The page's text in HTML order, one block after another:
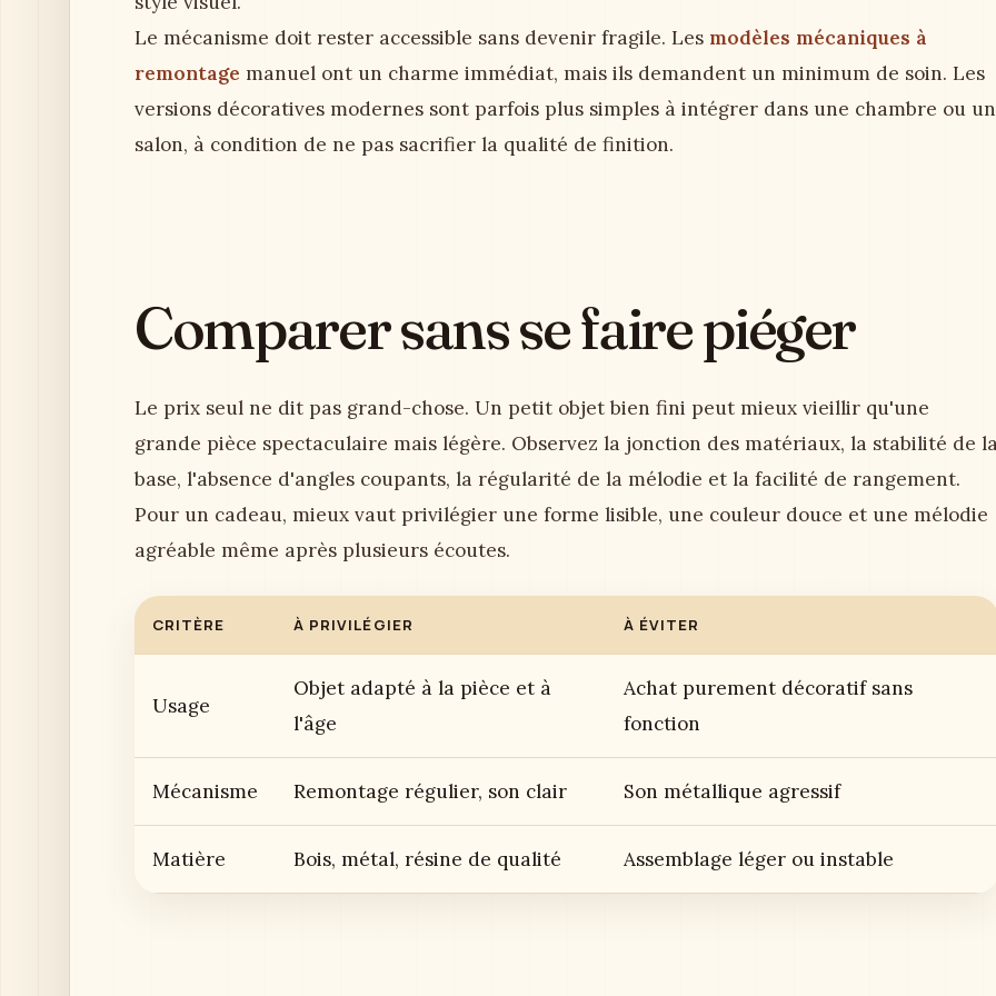
Le mécanisme doit rester accessible sans devenir fragile. Les modèles mécaniques à
remontage manuel ont un charme immédiat, mais ils demandent un minimum de soin. Les
versions décoratives modernes sont parfois plus simples à intégrer dans une chambre ou un
salon, à condition de ne pas sacrifier la qualité de finition.
Comparer sans se faire piéger
Le prix seul ne dit pas grand-chose. Un petit objet bien fini peut mieux vieillir qu'une
grande pièce spectaculaire mais légère. Observez la jonction des matériaux, la stabilité de
base, l'absence d'angles coupants, la régularité de la mélodie et la facilité de rangement.
Pour un cadeau, mieux vaut privilégier une forme lisible, une couleur douce et une mélodie
agréable même après plusieurs écoutes.
CRITÈRE À PRIVILÉGIER À ÉVITER
Usage
Objet adapté à la pièce et à
l'âge
Achat purement décoratif sans
fonction
Mécanisme Remontage régulier, son clair Son métallique agressif
Matière Bois, métal, résine de qualité Assemblage léger ou instable